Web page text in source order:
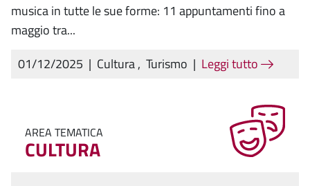
musica in tutte le sue forme: 11 appuntamenti fino a
maggio tra...
01/12/2025 | Cultura, Turismo | Leggi tutto
AREA TEMATICA
CULTURA